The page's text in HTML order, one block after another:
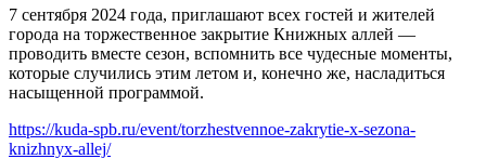
7 сентября 2024 года, приглашают всех гостей и жителей
города на торжественное закрытие Книжных аллей —
проводить вместе сезон, вспомнить все чудесные моменты,
которые случились этим летом и, конечно же, насладиться
насыщенной программой.
https://kuda-spb.ru/event/torzhestvennoe-zakrytie-x-sezona-
knizhnyx-allej/